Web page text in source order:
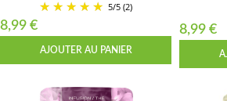
5/5 (2)
8,99 €
AJOUTER AU PANIER
8,99 €